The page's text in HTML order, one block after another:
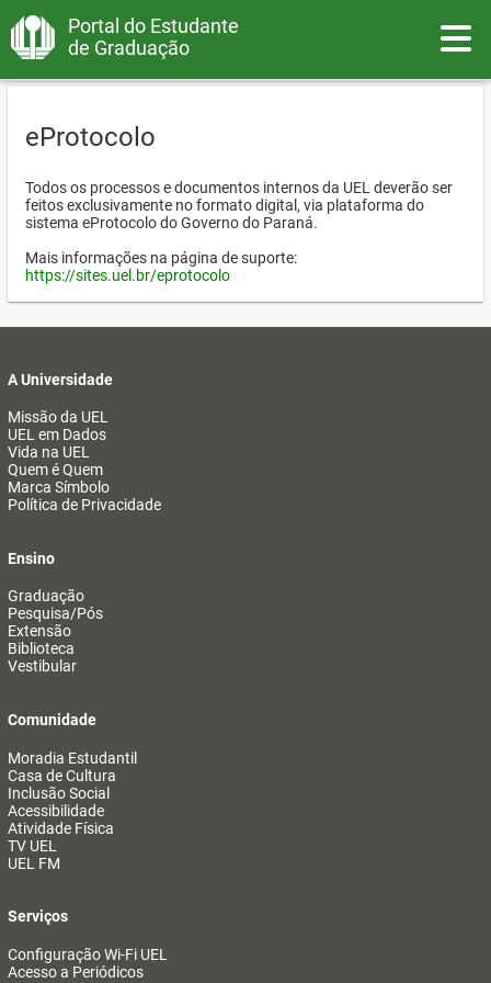
Portal do Estudante
de Graduação
eProtocolo
Todos os processos e documentos internos da UEL deverão ser
feitos exclusivamente no formato digital, via plataforma do
sistema eProtocolo do Governo do Paraná.
Mais informações na página de suporte:
https://sites.uel.br/eprotocolo
A Universidade
Missão da UEL
UEL em Dados
Vida na UEL
Quem é Quem
Marca Símbolo
Política de Privacidade
Ensino
Graduação
Pesquisa/Pós
Extensão
Biblioteca
Vestibular
Comunidade
Moradia Estudantil
Casa de Cultura
Inclusão Social
Acessibilidade
Atividade Física
TV UEL
UEL FM
Serviços
Configuração Wi-Fi UEL
Acesso a Periódicos